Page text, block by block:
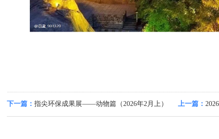
下一篇： 指尖环保成果展——动物篇（2026年2月上） 上一篇：